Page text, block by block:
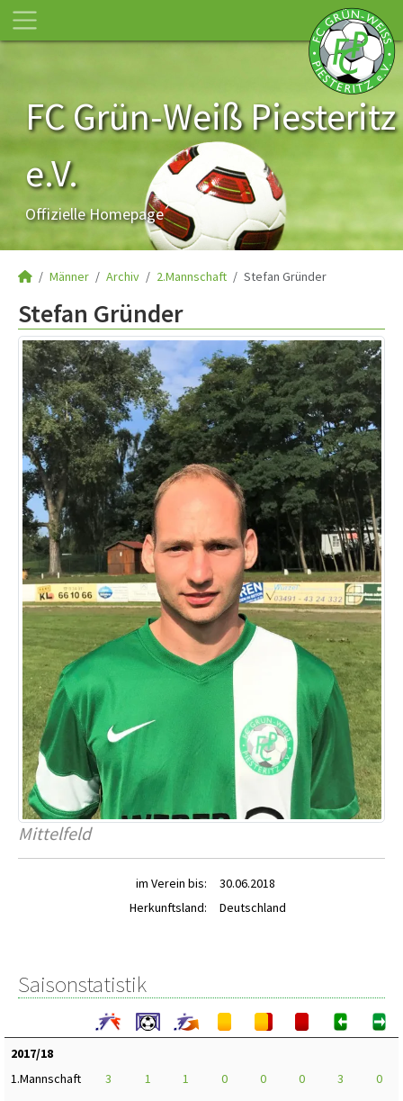
FC Grün-Weiß Piesteritz
e.V.
Offizielle Homepage
Männer Archiv 2.Mannschaft Stefan Gründer
Stefan Gründer
Mittelfeld
im Verein bis:
30.06.2018
Herkunftsland:
Deutschland
Saisonstatistik
2017/18
1.Mannschaft
3 1 1 0 0 0 3
0